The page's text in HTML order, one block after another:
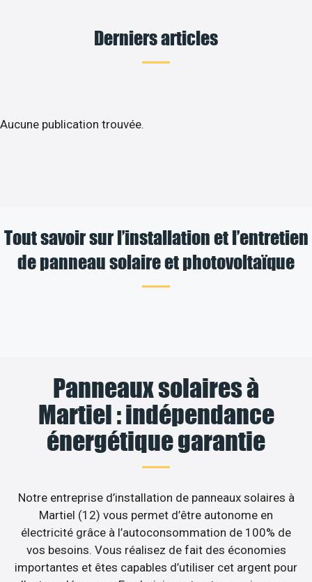
Derniers articles
Aucune publication trouvée.
Tout savoir sur l’installation et l’entretien
de panneau solaire et photovoltaïque
Panneaux solaires à
Martiel : indépendance
énergétique garantie
Notre entreprise d’installation de panneaux solaires à
Martiel (12) vous permet d’être autonome en
électricité grâce à l’autoconsommation de 100% de
vos besoins. Vous réalisez de fait des économies
importantes et êtes capables d’utiliser cet argent pour